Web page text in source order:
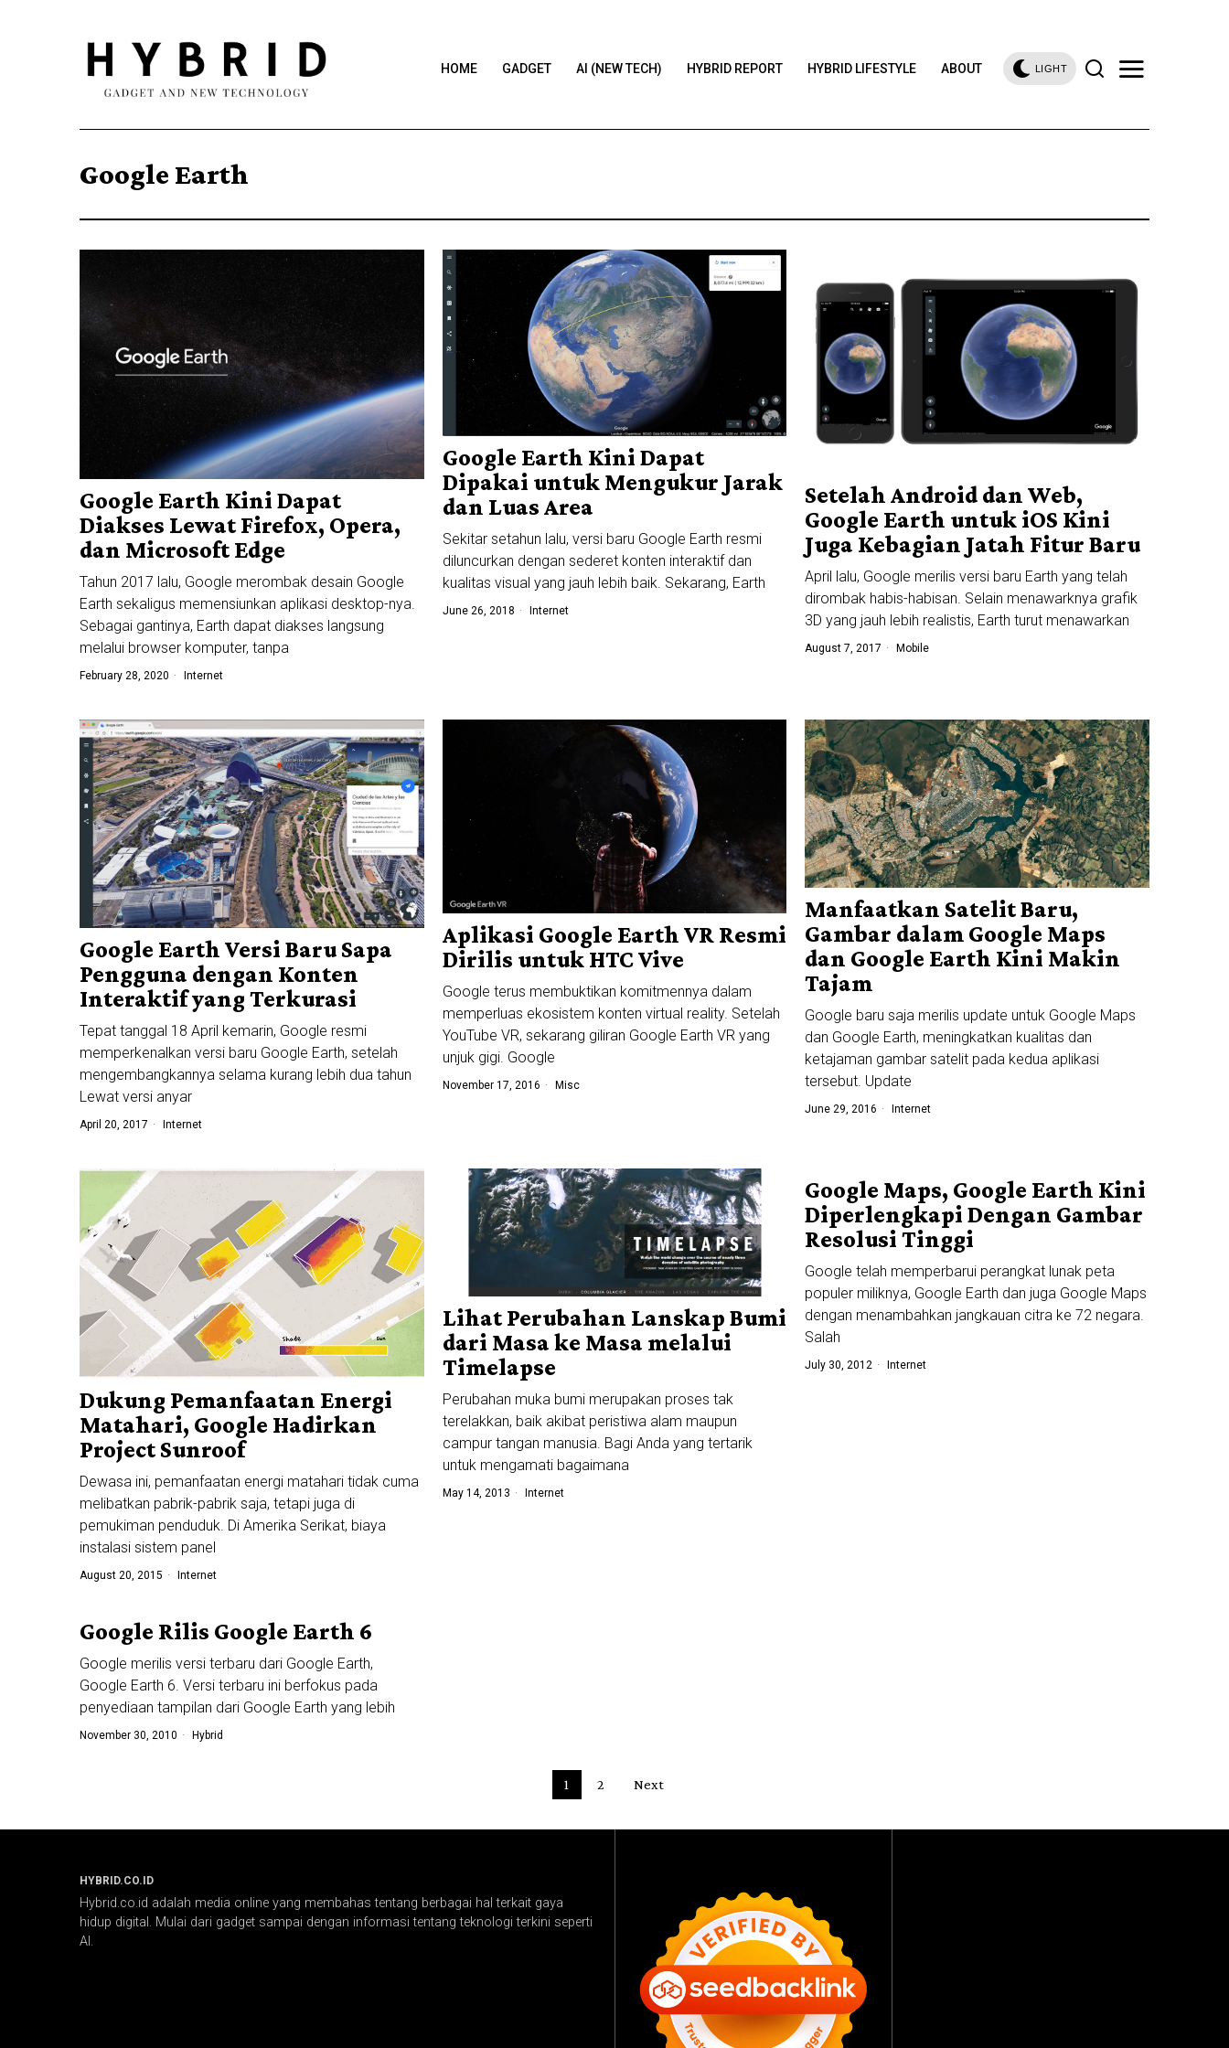
HOME GADGET AI (NEW TECH) HYBRID REPORT HYBRID LIFESTYLE ABOUT LIGHT
Google Earth
Google Earth Kini Dapat
Diakses Lewat Firefox, Opera,
dan Microsoft Edge
Tahun 2017 lalu, Google merombak desain Google
Earth sekaligus memensiunkan aplikasi desktop-nya.
Sebagai gantinya, Earth dapat diakses langsung
melalui browser komputer, tanpa
February 28, 2020 Internet
Google Earth Kini Dapat
Dipakai untuk Mengukur Jarak
dan Luas Area
Sekitar setahun lalu, versi baru Google Earth resmi
diluncurkan dengan sederet konten interaktif dan
kualitas visual yang jauh lebih baik. Sekarang, Earth
June 26, 2018 Internet
Setelah Android dan Web,
Google Earth untuk iOS Kini
Juga Kebagian Jatah Fitur Baru
April lalu, Google merilis versi baru Earth yang telah
dirombak habis-habisan. Selain menawarknya grafik
3D yang jauh lebih realistis, Earth turut menawarkan
August 7, 2017 Mobile
Google Earth Versi Baru Sapa
Pengguna dengan Konten
Interaktif yang Terkurasi
Tepat tanggal 18 April kemarin, Google resmi
memperkenalkan versi baru Google Earth, setelah
mengembangkannya selama kurang lebih dua tahun
Lewat versi anyar
April 20, 2017 Internet
Aplikasi Google Earth VR Resmi
Dirilis untuk HTC Vive
Google terus membuktikan komitmennya dalam
memperluas ekosistem konten virtual reality. Setelah
YouTube VR, sekarang giliran Google Earth VR yang
unjuk gigi. Google
November 17, 2016 Misc
Manfaatkan Satelit Baru,
Gambar dalam Google Maps
dan Google Earth Kini Makin
Tajam
Google baru saja merilis update untuk Google Maps
dan Google Earth, meningkatkan kualitas dan
ketajaman gambar satelit pada kedua aplikasi
tersebut. Update
June 29, 2016 Internet
Dukung Pemanfaatan Energi
Matahari, Google Hadirkan
Project Sunroof
Dewasa ini, pemanfaatan energi matahari tidak cuma
melibatkan pabrik-pabrik saja, tetapi juga di
pemukiman penduduk. Di Amerika Serikat, biaya
instalasi sistem panel
August 20, 2015 Internet
Lihat Perubahan Lanskap Bumi
dari Masa ke Masa melalui
Timelapse
Perubahan muka bumi merupakan proses tak
terelakkan, baik akibat peristiwa alam maupun
campur tangan manusia. Bagi Anda yang tertarik
untuk mengamati bagaimana
May 14, 2013 Internet
Google Maps, Google Earth Kini
Diperlengkapi Dengan Gambar
Resolusi Tinggi
Google telah memperbarui perangkat lunak peta
populer miliknya, Google Earth dan juga Google Maps
dengan menambahkan jangkauan citra ke 72 negara.
Salah
July 30, 2012 Internet
Google Rilis Google Earth 6
Google merilis versi terbaru dari Google Earth,
Google Earth 6. Versi terbaru ini berfokus pada
penyediaan tampilan dari Google Earth yang lebih
November 30, 2010 Hybrid
1 2 Next
HYBRID.CO.ID
Hybrid.co.id adalah media online yang membahas tentang berbagai hal terkait gaya
hidup digital. Mulai dari gadget sampai dengan informasi tentang teknologi terkini seperti
AI.